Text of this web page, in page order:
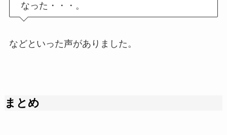
なった・・・。
などといった声がありました。
まとめ